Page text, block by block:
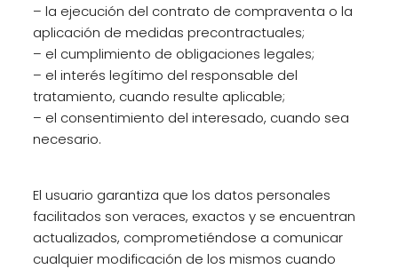
– la ejecución del contrato de compraventa o la
aplicación de medidas precontractuales;
– el cumplimiento de obligaciones legales;
– el interés legítimo del responsable del
tratamiento, cuando resulte aplicable;
– el consentimiento del interesado, cuando sea
necesario.
El usuario garantiza que los datos personales
facilitados son veraces, exactos y se encuentran
actualizados, comprometiéndose a comunicar
cualquier modificación de los mismos cuando